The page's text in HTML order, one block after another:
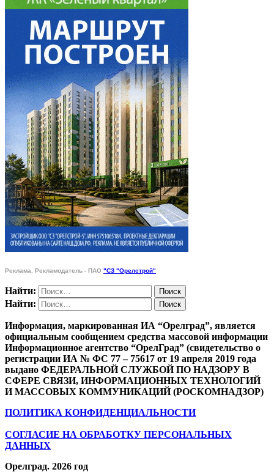
Реклама. Рекламодатель - ПАО "СЗ "Орелстрой"
Найти:
Найти:
Информация, маркированная ИА “Орелград”, является
официальным сообщением средства массовой информации
Информационное агентство “ОрелГрад” (свидетельство о
регистрации ИА № ФС 77 – 75617 от 19 апреля 2019 года
выдано ФЕДЕРАЛЬНОЙ СЛУЖБОЙ ПО НАДЗОРУ В
СФЕРЕ СВЯЗИ, ИНФОРМАЦИОННЫХ ТЕХНОЛОГИЙ
И МАССОВЫХ КОММУНИКАЦИЙ (РОСКОМНАДЗОР)
ПОЛИТИКА КОНФИДЕНЦИАЛЬНОСТИ
СОГЛАСИЕ НА ОБРАБОТКУ ПЕРСОНАЛЬНЫХ
ДАННЫХ
Орелград. 2026 год